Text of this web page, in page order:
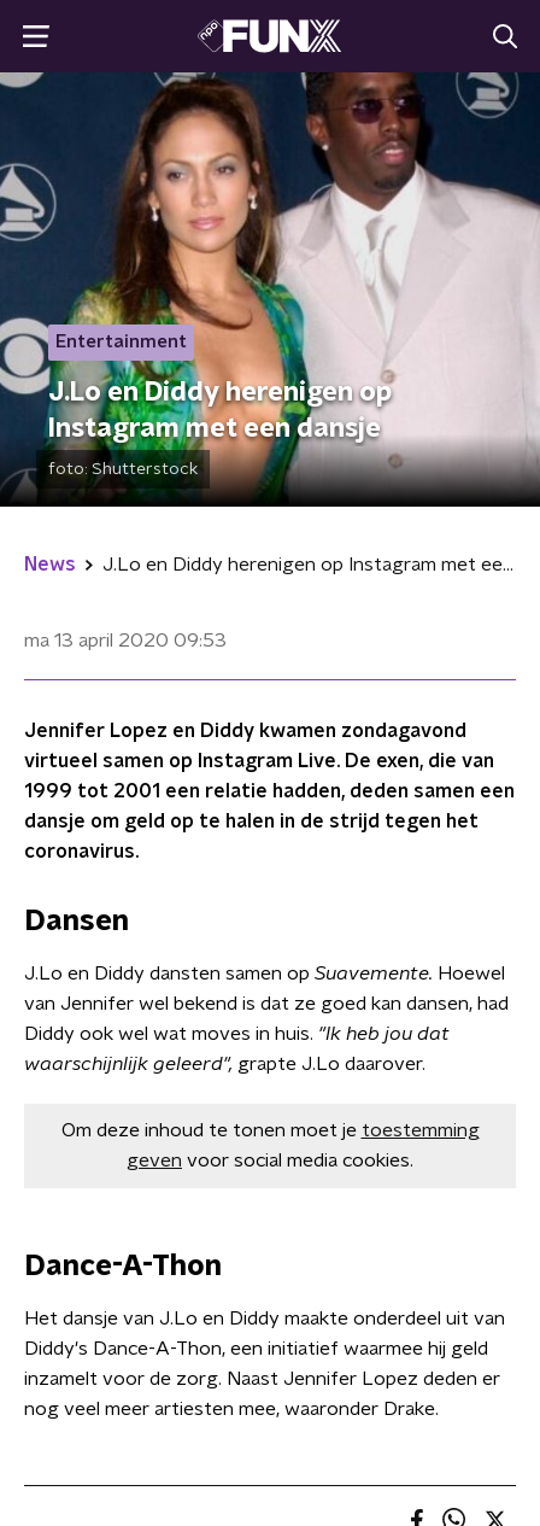
Entertainment
J.Lo en Diddy herenigen op
Instagram met een dansje
foto: Shutterstock
News J.Lo en Diddy herenigen op Instagram met een dansje
ma 13 april 2020 09:53
Jennifer Lopez en Diddy kwamen zondagavond
virtueel samen op Instagram Live. De exen, die van
1999 tot 2001 een relatie hadden, deden samen een
dansje om geld op te halen in de strijd tegen het
coronavirus.
Dansen
J.Lo en Diddy dansten samen op Suavemente. Hoewel
van Jennifer wel bekend is dat ze goed kan dansen, had
Diddy ook wel wat moves in huis. "Ik heb jou dat
waarschijnlijk geleerd", grapte J.Lo daarover.
Om deze inhoud te tonen moet je toestemming
geven voor social media cookies.
Dance-A-Thon
Het dansje van J.Lo en Diddy maakte onderdeel uit van
Diddy's Dance-A-Thon, een initiatief waarmee hij geld
inzamelt voor de zorg. Naast Jennifer Lopez deden er
nog veel meer artiesten mee, waaronder Drake.